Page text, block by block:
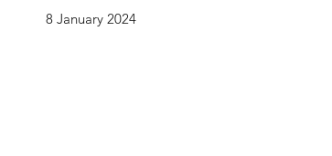
8 January 2024